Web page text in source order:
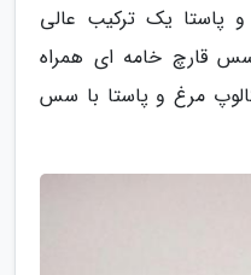
پاستا یک ترکیب عالی
قارچ خامه ای همراه
مرغ و پاستا با سس